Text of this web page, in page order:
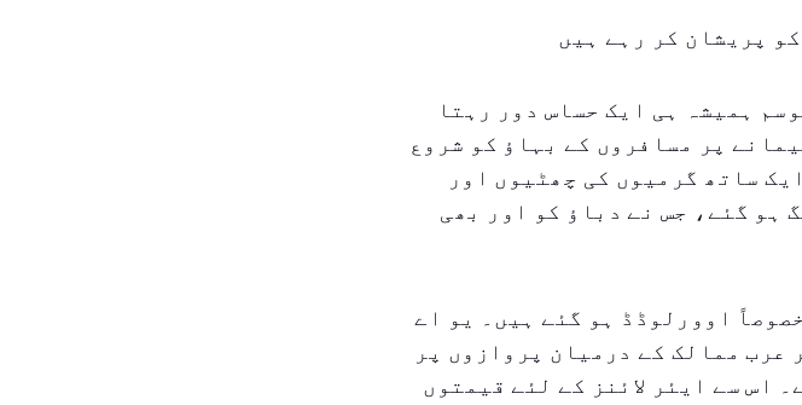
پریشان کر رہے ہیں
ہمیشہ ہی ایک حساس دور رہتا
پر مسافروں کے بہاؤ کو شروع
ساتھ گرمیوں کی چھٹیوں اور
ہو گئے، جس نے دباؤ کو اور بھی
اوورلوڈڈ ہو گئے ہیں۔ یو اے
عرب ممالک کے درمیان پروازوں پر
اس سے ایئر لائنز کے لئے قیمتوں